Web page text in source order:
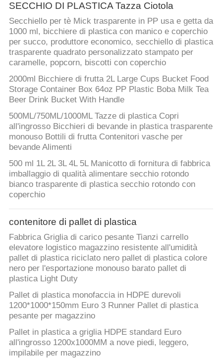
SECCHIO DI PLASTICA Tazza Ciotola
Secchiello per tè Mick trasparente in PP usa e getta da
1000 ml, bicchiere di plastica con manico e coperchio
per succo, produttore economico, secchiello di plastica
trasparente quadrato personalizzato stampato per
caramelle, popcorn, biscotti con coperchio
2000ml Bicchiere di frutta 2L Large Cups Bucket Food
Storage Container Box 64oz PP Plastic Boba Milk Tea
Beer Drink Bucket With Handle
500ML/750ML/1000ML Tazze di plastica Copri
all'ingrosso Bicchieri di bevande in plastica trasparente
monouso Bottili di frutta Contenitori vasche per
bevande Alimenti
500 ml 1L 2L 3L 4L 5L Manicotto di fornitura di fabbrica
imballaggio di qualità alimentare secchio rotondo
bianco trasparente di plastica secchio rotondo con
coperchio
contenitore di pallet di plastica
Fabbrica Griglia di carico pesante Tianzi carrello
elevatore logistico magazzino resistente all'umidità
pallet di plastica riciclato nero pallet di plastica colore
nero per l'esportazione monouso barato pallet di
plastica Light Duty
Pallet di plastica monofaccia in HDPE durevoli
1200*1000*150mm Euro 3 Runner Pallet di plastica
pesante per magazzino
Pallet in plastica a griglia HDPE standard Euro
all'ingrosso 1200x1000MM a nove piedi, leggero,
impilabile per magazzino